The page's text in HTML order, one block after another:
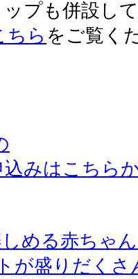
プも併設し
ちら をご覧く
みはこちら
しめる赤ちゃ
が盛りだくさ